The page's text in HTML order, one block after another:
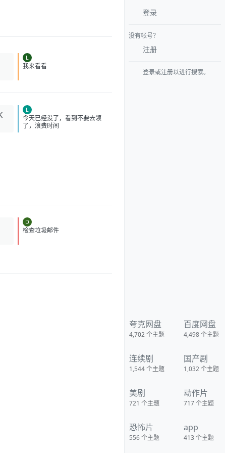
L
L
今天已经没了，看到不要去领
D
登录
没有帐号？
注册
登录或注册以进行搜索。
夸克网盘
4,702 个主题
百度网盘
4,498 个主题
连续剧
1,544 个主题
国产剧
1,032个主题
美剧
721 个主题
动作片
717个主题
恐怖片
556 个主题
app
413个主题